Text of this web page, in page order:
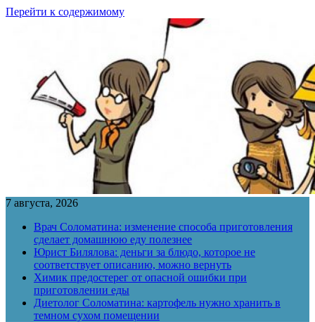
Перейти к содержимому
7 августа, 2026
Врач Соломатина: изменение способа приготовления
сделает домашнюю еду полезнее
Юрист Билялова: деньги за блюдо, которое не
соответствует описанию, можно вернуть
Химик предостерег от опасной ошибки при
приготовлении еды
Диетолог Соломатина: картофель нужно хранить в
темном сухом помещении